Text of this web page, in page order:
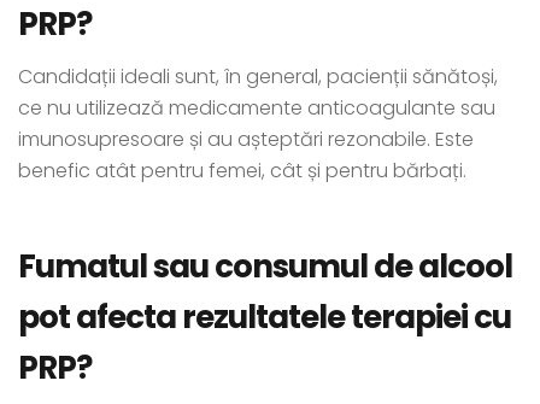
PRP?
Candidații ideali sunt, în general, pacienții sănătoși,
ce nu utilizează medicamente anticoagulante sau
imunosupresoare și au așteptări rezonabile. Este
benefic atât pentru femei, cât și pentru bărbați.
Fumatul sau consumul de alcool
pot afecta rezultatele terapiei cu
PRP?